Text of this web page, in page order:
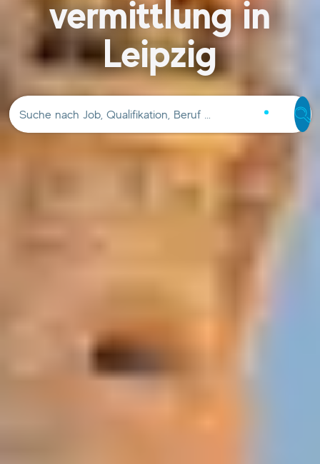
vermittlung in
Leipzig
Suche nach Job, Qualifikation, Beruf …